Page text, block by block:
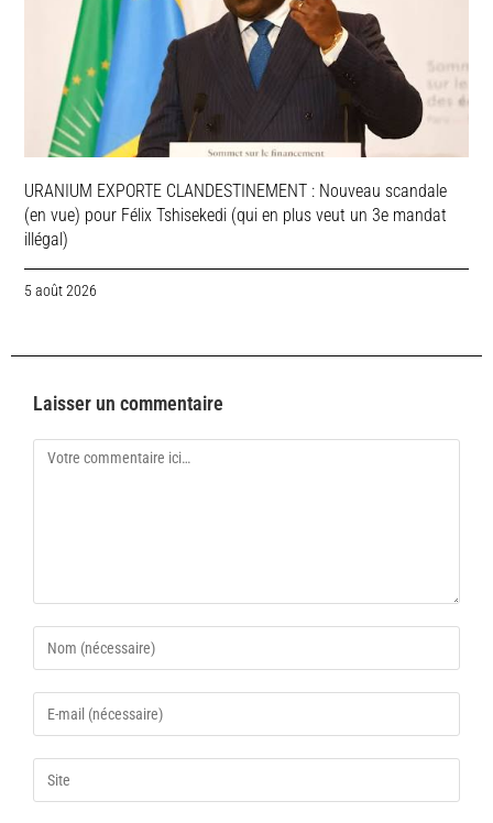
URANIUM EXPORTE CLANDESTINEMENT : Nouveau scandale
(en vue) pour Félix Tshisekedi (qui en plus veut un 3e mandat
illégal)
5 août 2026
Laisser un commentaire